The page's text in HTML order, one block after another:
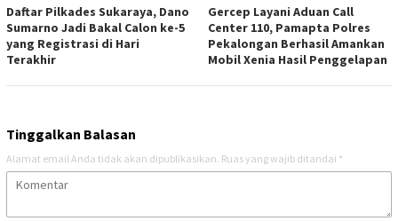
Daftar Pilkades Sukaraya, Dano
Sumarno Jadi Bakal Calon ke-5
yang Registrasi di Hari
Terakhir
Gercep Layani Aduan Call
Center 110, Pamapta Polres
Pekalongan Berhasil Amankan
Mobil Xenia Hasil Penggelapan
Tinggalkan Balasan
Alamat email Anda tidak akan dipublikasikan. Ruas yang wajib ditandai *